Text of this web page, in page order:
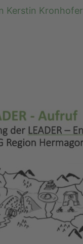
Kerstin Kronhofer